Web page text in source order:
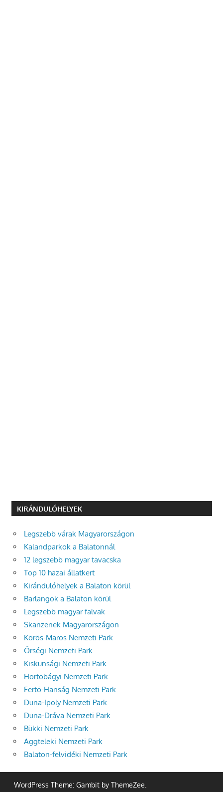
KIRÁNDULÓHELYEK
Legszebb várak Magyarországon
Kalandparkok a Balatonnál
12 legszebb magyar tavacska
Top 10 hazai állatkert
Kirándulóhelyek a Balaton körül
Barlangok a Balaton körül
Legszebb magyar falvak
Skanzenek Magyarországon
Körös-Maros Nemzeti Park
Őrségi Nemzeti Park
Kiskunsági Nemzeti Park
Hortobágyi Nemzeti Park
Fertő-Hanság Nemzeti Park
Duna-Ipoly Nemzeti Park
Duna-Dráva Nemzeti Park
Bükki Nemzeti Park
Aggteleki Nemzeti Park
Balaton-felvidéki Nemzeti Park
WordPress Theme: Gambit by ThemeZee.